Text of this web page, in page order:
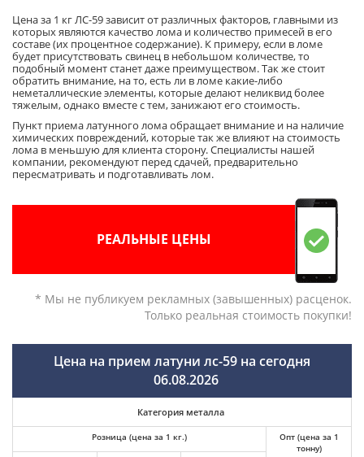
Цена за 1 кг ЛС-59 зависит от различных факторов, главными из
которых являются качество лома и количество примесей в его
составе (их процентное содержание). К примеру, если в ломе
будет присутствовать свинец в небольшом количестве, то
подобный момент станет даже преимуществом. Так же стоит
обратить внимание, на то, есть ли в ломе какие-либо
неметаллические элементы, которые делают неликвид более
тяжелым, однако вместе с тем, занижают его стоимость.
Пункт приема латунного лома обращает внимание и на наличие
химических повреждений, которые так же влияют на стоимость
лома в меньшую для клиента сторону. Специалисты нашей
компании, рекомендуют перед сдачей, предварительно
пересматривать и подготавливать лом.
РЕАЛЬНЫЕ ЦЕНЫ
* Мы не публикуем рекламных (завышенных) расценок.
Только реальная стоимость покупки!
Цена на прием латуни лс-59 на сегодня
06.08.2026
Категория металла
Розница (цена за 1 кг.)
Опт (цена за 1
тонну)